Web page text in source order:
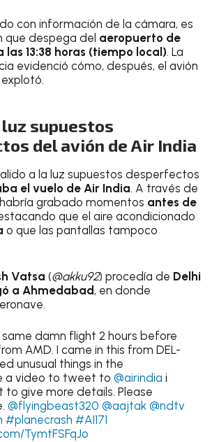
con información de la cámara, es
que despega del aeropuerto de
13:38 horas (tiempo local). La
evidenció cómo, después, el avión
luz supuestos
del avión de Air India
a la luz supuestos desperfectos
el vuelo de Air India. A través de
grabado momentos antes de
que el aire acondicionado
o que las pantallas tampoco
Vatsa (@akku92) procedía de Delhi
a Ahmedabad, en donde
same damn flight 2 hours before
AMD. I came in this from DEL-
unusual things in the
a video to tweet to @airindia i
to give more details. Please
@flyingbeast320 @aajtak @ndtv
#planecrash #AI171
TymtFSFqJo